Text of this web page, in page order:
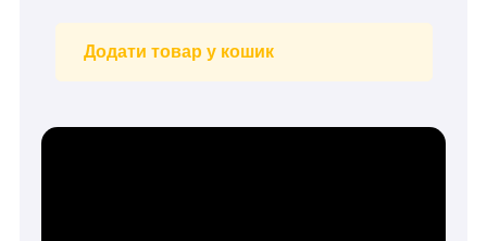
Додати товар у кошик